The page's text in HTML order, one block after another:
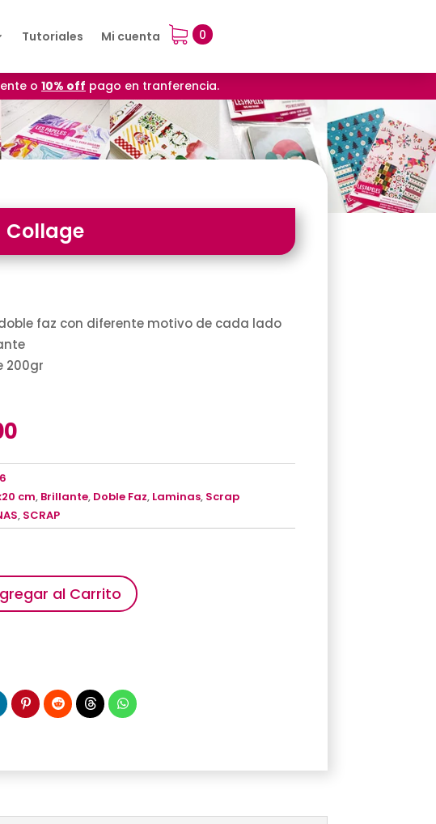
Tutoriales Mi cuenta 0
o 10% off pago en tranferencia.
Collage
faz con diferente motivo de cada lado
200gr
cm, Brillante, Doble Faz, Laminas, Scrap
, SCRAP
al Carrito